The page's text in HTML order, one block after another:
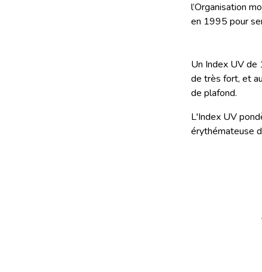
l’Organisation
en 1995 pour
Un Index UV
de très fort, et
de plafond.
L'Index UV
érythémateuse